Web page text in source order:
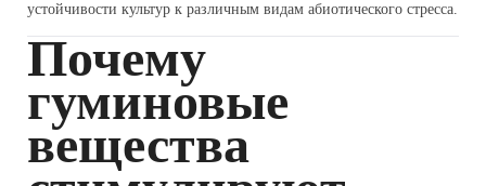
устойчивости культур к различным видам абиотического стресса.
Почему
гуминовые
вещества